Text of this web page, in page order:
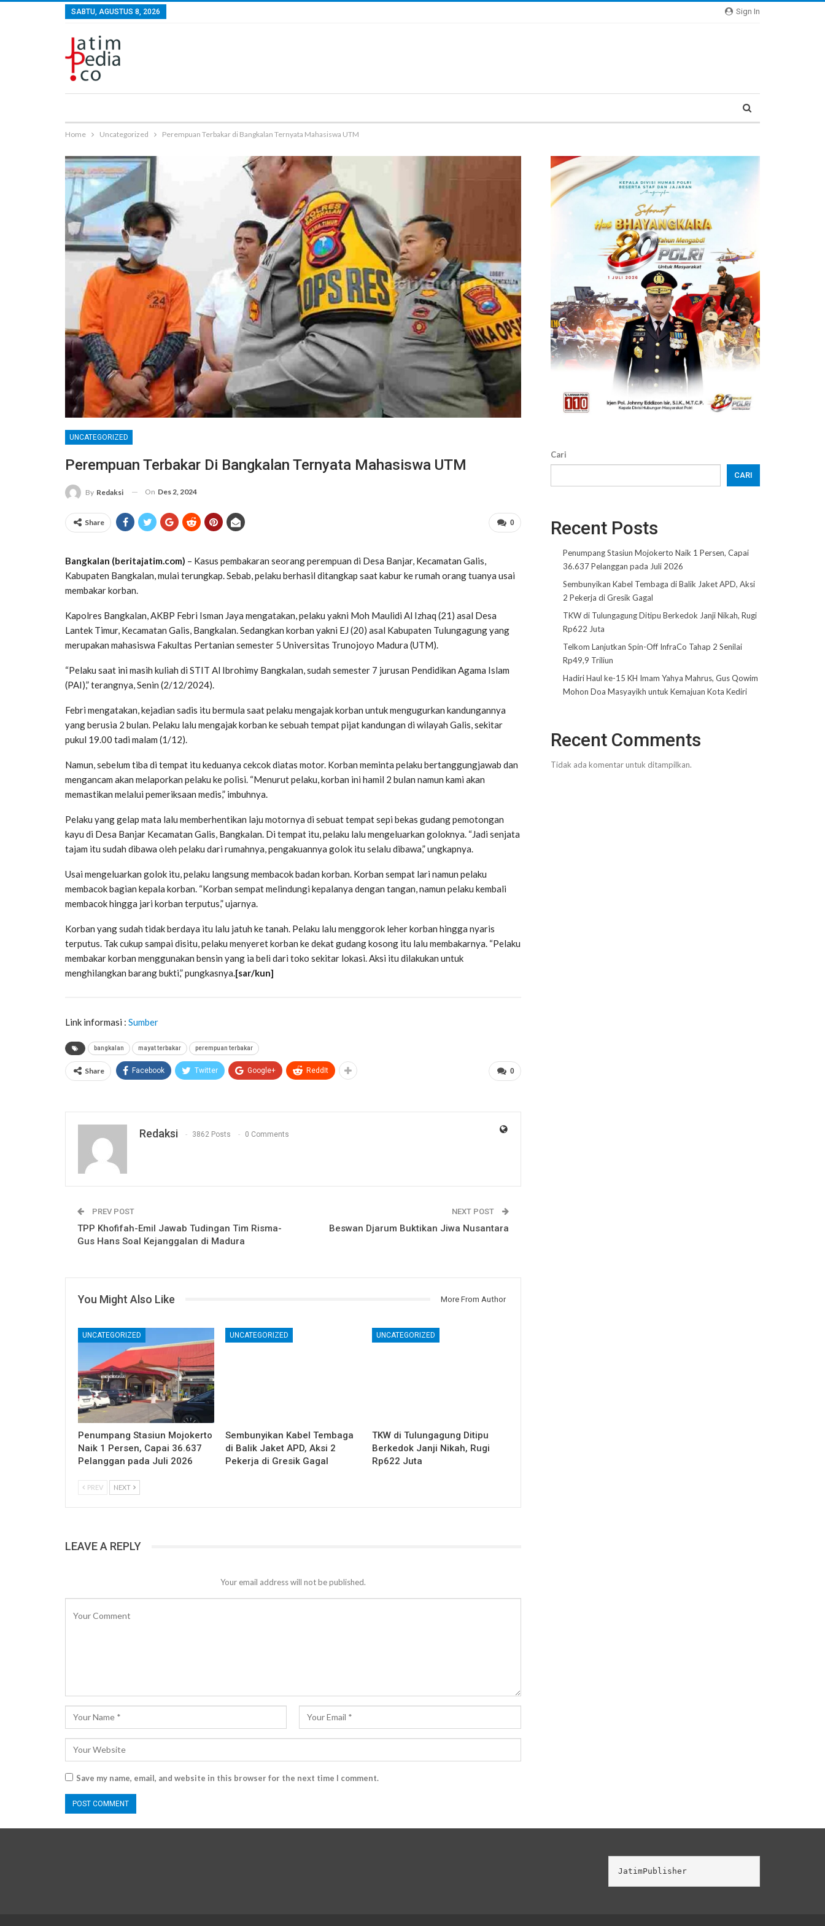
Sign In
SABTU, AGUSTUS 8, 2026
Home Uncategorized Perempuan Terbakar di Bangkalan Ternyata Mahasiswa UTM
UNCATEGORIZED
Perempuan Terbakar Di Bangkalan Ternyata Mahasiswa UTM
By Redaksi On Des 2, 2024
0
Share
Bangkalan (beritajatim.com) – Kasus pembakaran seorang perempuan di Desa Banjar, Kecamatan Galis,
Kabupaten Bangkalan, mulai terungkap. Sebab, pelaku berhasil ditangkap saat kabur ke rumah orang tuanya usai
membakar korban.
Kapolres Bangkalan, AKBP Febri Isman Jaya mengatakan, pelaku yakni Moh Maulidi Al Izhaq (21) asal Desa
Lantek Timur, Kecamatan Galis, Bangkalan. Sedangkan korban yakni EJ (20) asal Kabupaten Tulungagung yang
merupakan mahasiswa Fakultas Pertanian semester 5 Universitas Trunojoyo Madura (UTM).
“Pelaku saat ini masih kuliah di STIT Al Ibrohimy Bangkalan, sudah semester 7 jurusan Pendidikan Agama Islam
(PAI),” terangnya, Senin (2/12/2024).
Febri mengatakan, kejadian sadis itu bermula saat pelaku mengajak korban untuk mengugurkan kandungannya
yang berusia 2 bulan. Pelaku lalu mengajak korban ke sebuah tempat pijat kandungan di wilayah Galis, sekitar
pukul 19.00 tadi malam (1/12).
Namun, sebelum tiba di tempat itu keduanya cekcok diatas motor. Korban meminta pelaku bertanggungjawab dan
mengancam akan melaporkan pelaku ke polisi. “Menurut pelaku, korban ini hamil 2 bulan namun kami akan
memastikan melalui pemeriksaan medis,” imbuhnya.
Pelaku yang gelap mata lalu memberhentikan laju motornya di sebuat tempat sepi bekas gudang pemotongan
kayu di Desa Banjar Kecamatan Galis, Bangkalan. Di tempat itu, pelaku lalu mengeluarkan goloknya. “Jadi senjata
tajam itu sudah dibawa oleh pelaku dari rumahnya, pengakuannya golok itu selalu dibawa,” ungkapnya.
Usai mengeluarkan golok itu, pelaku langsung membacok badan korban. Korban sempat lari namun pelaku
membacok bagian kepala korban. “Korban sempat melindungi kepalanya dengan tangan, namun pelaku kembali
membacok hingga jari korban terputus,” ujarnya.
Korban yang sudah tidak berdaya itu lalu jatuh ke tanah. Pelaku lalu menggorok leher korban hingga nyaris
terputus. Tak cukup sampai disitu, pelaku menyeret korban ke dekat gudang kosong itu lalu membakarnya. “Pelaku
membakar korban menggunakan bensin yang ia beli dari toko sekitar lokasi. Aksi itu dilakukan untuk
menghilangkan barang bukti,” pungkasnya.[sar/kun]
Link informasi : Sumber
bangkalan mayat terbakar perempuan terbakar
0
Share Facebook Twitter Google+ ReddIt
Redaksi 3862 Posts 0 Comments
PREV POST
TPP Khofifah-Emil Jawab Tudingan Tim Risma-
Gus Hans Soal Kejanggalan di Madura
NEXT POST
Beswan Djarum Buktikan Jiwa Nusantara
You Might Also Like More From Author
UNCATEGORIZED
Penumpang Stasiun Mojokerto
Naik 1 Persen, Capai 36.637
Pelanggan pada Juli 2026
UNCATEGORIZED
Sembunyikan Kabel Tembaga
di Balik Jaket APD, Aksi 2
Pekerja di Gresik Gagal
UNCATEGORIZED
TKW di Tulungagung Ditipu
Berkedok Janji Nikah, Rugi
Rp622 Juta
PREV NEXT
LEAVE A REPLY
Your email address will not be published.
Save my name, email, and website in this browser for the next time I comment.
Cari
CARI
Recent Posts
Penumpang Stasiun Mojokerto Naik 1 Persen, Capai
36.637 Pelanggan pada Juli 2026
Sembunyikan Kabel Tembaga di Balik Jaket APD, Aksi
2 Pekerja di Gresik Gagal
TKW di Tulungagung Ditipu Berkedok Janji Nikah, Rugi
Rp622 Juta
Telkom Lanjutkan Spin-Off InfraCo Tahap 2 Senilai
Rp49,9 Triliun
Hadiri Haul ke-15 KH Imam Yahya Mahrus, Gus Qowim
Mohon Doa Masyayikh untuk Kemajuan Kota Kediri
Recent Comments
Tidak ada komentar untuk ditampilkan.
JatimPublisher